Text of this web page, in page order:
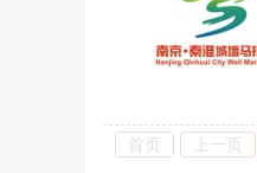
首页 上一页